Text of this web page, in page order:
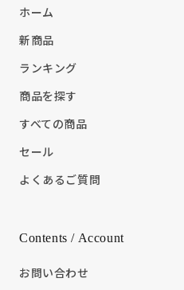
ホーム
新商品
ランキング
商品を探す
すべての商品
セール
よくあるご質問
Contents / Account
お問い合わせ